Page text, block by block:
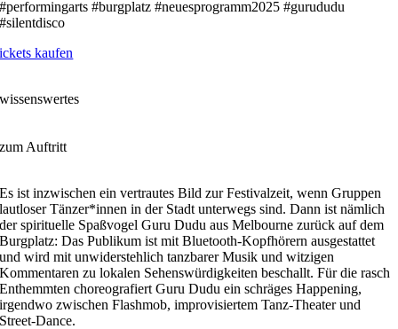
#performingarts #burgplatz #neuesprogramm2025 #gurududu
#silentdisco
kaufen
wissenswertes
zum Auftritt
Es ist inzwischen ein vertrautes Bild zur Festivalzeit, wenn Gruppen
lautloser Tänzer*innen in der Stadt unterwegs sind. Dann ist nämlich
der spirituelle Spaßvogel Guru Dudu aus Melbourne zurück auf dem
Burgplatz: Das Publikum ist mit Bluetooth-Kopfhörern ausgestattet
und wird mit unwiderstehlich tanzbarer Musik und witzigen
Kommentaren zu lokalen Sehenswürdigkeiten beschallt. Für die rasch
Enthemmten choreografiert Guru Dudu ein schräges Happening,
irgendwo zwischen Flashmob, improvisiertem Tanz-Theater und
Street-Dance.